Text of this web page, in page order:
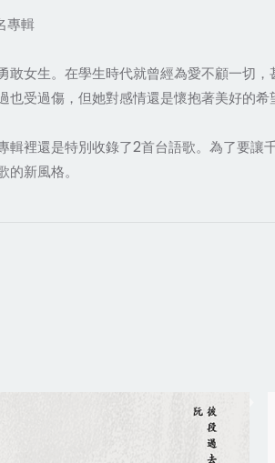
專輯
女生。在學生時代就曾經為愛不顧一切
受過傷，但她對感情還是懷抱著美好的
輯裡還是特別收錄了2首台語歌。為了要
新風格。